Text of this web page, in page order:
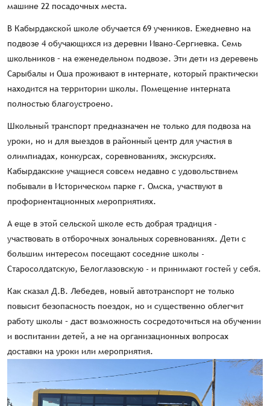
машине 22 посадочных места.
В Кабырдакской школе обучается 69 учеников. Ежедневно на
подвозе 4 обучающихся из деревни Ивано-Сергиевка. Семь
школьников – на еженедельном подвозе. Эти дети из деревень
Сарыбалы и Оша проживают в интернате, который практически
находится на территории школы. Помещение интерната
полностью благоустроено.
Школьный транспорт предназначен не только для подвоза на
уроки, но и для выездов в районный центр для участия в
олимпиадах, конкурсах, соревнованиях, экскурсиях.
Кабырдакские учащиеся совсем недавно с удовольствием
побывали в Историческом парке г. Омска, участвуют в
профориентационных мероприятиях.
А еще в этой сельской школе есть добрая традиция -
участвовать в отборочных зональных соревнованиях. Дети с
большим интересом посещают соседние школы -
Старосолдатскую, Белоглазовскую - и принимают гостей у себя.
Как сказал Д.В. Лебедев, новый автотранспорт не только
повысит безопасность поездок, но и существенно облегчит
работу школы – даст возможность сосредоточиться на обучении
и воспитании детей, а не на организационных вопросах
доставки на уроки или мероприятия.